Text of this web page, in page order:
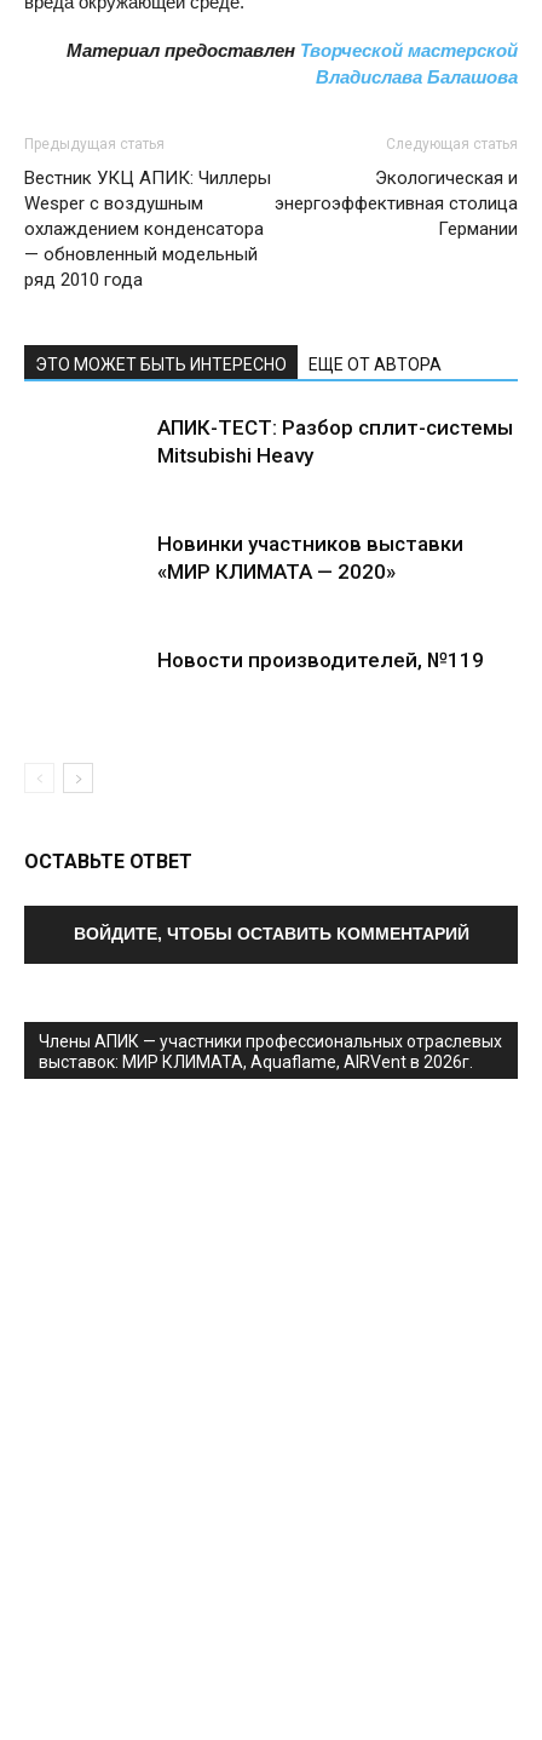
Материал предоставлен Творческой мастерской
Владислава Балашова
Предыдущая статья
Вестник УКЦ АПИК: Чиллеры
Wesper с воздушным
охлаждением конденсатора
— обновленный модельный
ряд 2010 года
Следующая статья
Экологическая и
энергоэффективная столица
Германии
ЭТО МОЖЕТ БЫТЬ ИНТЕРЕСНО ЕЩЕ ОТ АВТОРА
АПИК-ТЕСТ: Разбор сплит-системы
Mitsubishi Heavy
Новинки участников выставки
«МИР КЛИМАТА — 2020»
Новости производителей, №119
ОСТАВЬТЕ ОТВЕТ
ВОЙДИТЕ, ЧТОБЫ ОСТАВИТЬ КОММЕНТАРИЙ
Члены АПИК — участники профессиональных отраслевых
выставок: МИР КЛИМАТА, Aquaflame, AIRVent в 2026г.